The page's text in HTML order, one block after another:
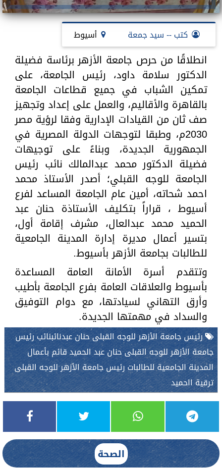
كتب -- سيد جمعة أسيوط
انطلاقًا من حرص جامعة الأزهر برئاسة فضيلة
الدكتور سلامة داود، رئيس الجامعة، على
تمكين الشباب في جميع قطاعات الجامعة
بالقاهرة والأقاليم، والعمل على إعداد وتجهيز
صف ثان من القيادات الإدارية وفقا لرؤية مصر
2030م، وطبقا لتوجهات الدولة المصرية في
الجمهورية الجديدة، وبناءً على توجيهات
فضيلة الدكتور محمد عبدالمالك نائب رئيس
الجامعة للوجه القبلي؛ أصدر الأستاذ محمد
احمد شحاته، أمين عام الجامعة المساعد لفرع
أسيوط ، قراراً بتكليف الأستاذة حنان عبد
الحميد محمد عبدالعال، مشرف إقامة أول،
بتسير أعمال مديرة إدارة المدينة الجامعية
للطالبات بجامعة الأزهر بأسيوط.
وتتقدم أسرة الأمانة العامة المساعدة
بأسيوط والعلاقات العامة بفرع الجامعة بأطيب
وأرق التهاني لسيادتها، مع دوام التوفيق
والسداد في مهمتها الجديدة.
رئيس جامعة الأزهر للوجه القبلى حنان عبدنائبنائب رئيس
جامعة الأزهر للوجه القبلى حنان عبد الحميد قائم بأعمال
المدينة الجامعية للطالبات رئيس جامعة الأزهر للوجه القبلى
ترقية ااحميد
الصحة